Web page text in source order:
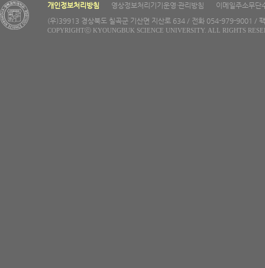
개인정보처리방침 영상정보처리기기운영·관리방침
이메일주소무단
(우)39913 경상북도 칠곡군 기산면 지산로 634 / 전화 054-979-9001 /
COPYRIGHTⓒ KYOUNGBUK SCIENCE UNIVERSITY. ALL RIGHTS